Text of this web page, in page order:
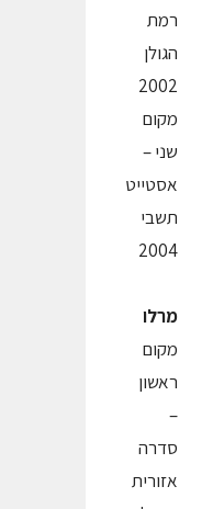
רמת
הגולן
2002
מקום
שני –
אסטייט
תשבי
2004
מרלו
מקום
ראשון
–
סדרה
אזורית